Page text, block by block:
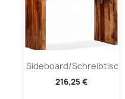
Sideboard/Schreibtisch...
216,25 €